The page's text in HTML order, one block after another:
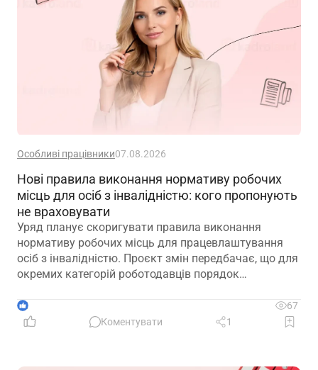
Особливі працівники07.08.2026
Нові правила виконання нормативу робочих
місць для осіб з інвалідністю: кого пропонують
не враховувати
Уряд планує скоригувати правила виконання
нормативу робочих місць для працевлаштування
осіб з інвалідністю. Проєкт змін передбачає, що для
окремих категорій роботодавців порядок
врахувати специфіку їхньої діяльності та усунути
практичні труднощі із виконанням законодавчих
1
67
Коментувати
1